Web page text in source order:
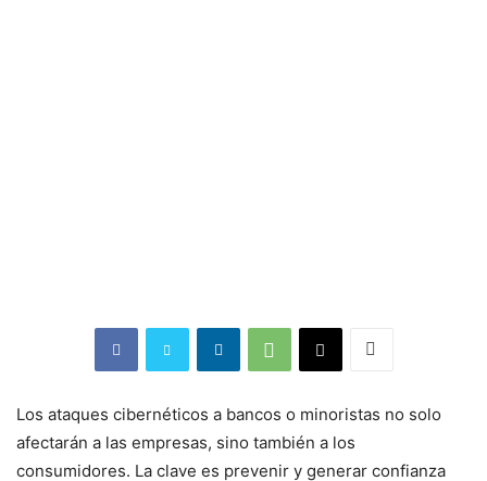
Los ataques cibernéticos a bancos o minoristas no solo
afectarán a las empresas, sino también a los
consumidores. La clave es prevenir y generar confianza